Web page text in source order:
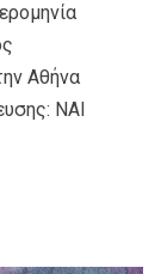
Αθήνα
ΝΑΙ